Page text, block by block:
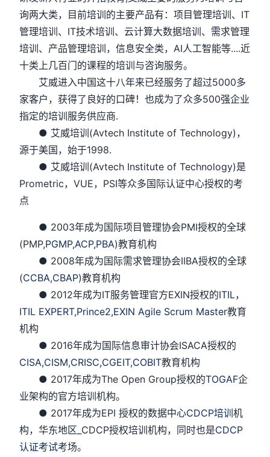
询两大类，目前培训的主要产品有：项目管理培训、IT
管理培训、IT技术培训、云计算大数据培训、需求管理
培训、产品管理培训，信息安全类，AI人工智能等....近
十类上几百门的课程的培训与咨询服务。
艾威进入中国这十八年来已经服务了超过5000多
家客户，获得了良好的口碑！也成为了众多500强企业
指定的培训服务供应商.
● 艾威培训(Avtech Institute of Technology)，
源于美国，始于1998.
● 艾威培训(Avtech Institute of Technology)是
Prometric，VUE，PSI等众多国际认证中心授权的考
点
● 2003年成为国际项目管理协会PMI授权的全球
(PMP,PGMP,ACP,PBA)教育机构
● 2008年成为国际需求管理协会IIBA授权的全球
(CCBA,CBAP)教育机构
● 2012年成为IT服务管理官方EXIN授权的ITIL，
ITIL EXPERT,Prince2,EXIN Agile Scrum Master教育
机构
● 2016年成为国际信息审计协会ISACA授权的
CISA,CISM,CRISC,CGEIT,COBIT教育机构
● 2017年成为The Open Group授权的TOGAF企
业架构的官方培训机构。
● 2017年成为EPI 授权的数据中心CDCP培训机
构，华东地区_CDCP授权培训机构，同时也是CDCP
认证考试考场。